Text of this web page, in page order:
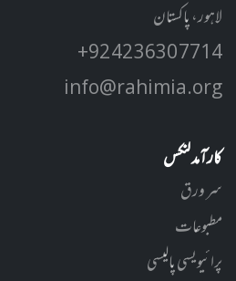
لاہور، پاکستان
+92 42 3630 7714
info@rahimia.org
کارآمد لنکس
سر ورق
مطبوعات
پرائیویسی پالیسی